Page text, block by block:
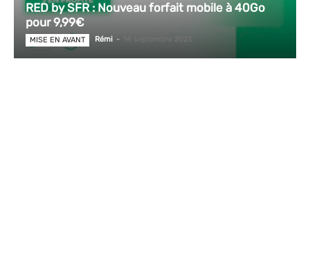
RED by SFR : Nouveau forfait mobile à 40Go
pour 9,99€
MISE EN AVANT Rémi - 14 septembre 2023